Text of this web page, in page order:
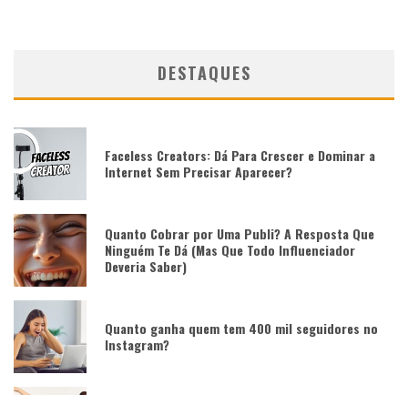
DESTAQUES
Faceless Creators: Dá Para Crescer e Dominar a
Internet Sem Precisar Aparecer?
Quanto Cobrar por Uma Publi? A Resposta Que
Ninguém Te Dá (Mas Que Todo Influenciador
Deveria Saber)
Quanto ganha quem tem 400 mil seguidores no
Instagram?